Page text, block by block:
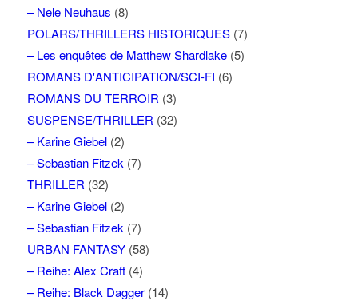
– Nele Neuhaus (8)
POLARS/THRILLERS HISTORIQUES(7)
– Les enquêtes de Matthew Shardlake(5)
ROMANS D'ANTICIPATION/SCI-FI (6)
ROMANS DU TERROIR (3)
SUSPENSE/THRILLER (32)
– Karine Giebel(2)
– Sebastian Fitzek (7)
THRILLER (32)
– Karine Giebel(2)
– Sebastian Fitzek (7)
URBAN FANTASY(58)
– Reihe: Alex Craft(4)
– Reihe: Black Dagger(14)